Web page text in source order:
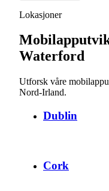
Lokasjoner
Waterford
Utforsk våre
Nord-Irland.
Dublin
Cork